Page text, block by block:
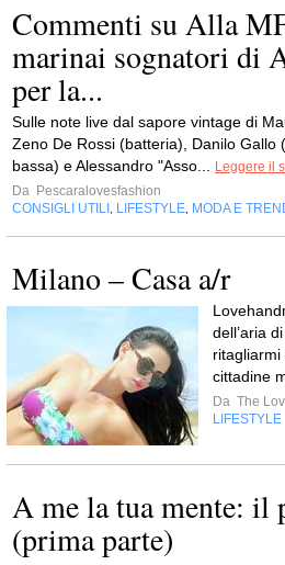
Commenti su Alla
marinai sognatori di
per la...
Sulle note live dal sapore vintage di
Zeno De Rossi (batteria), Danilo Gallo
bassa) e Alessandro "Asso...
Leggere il
Da Pescaralovesfashion
CONSIGLI UTILI
LIFESTYLE MODA E
Milano – Casa a/r
dell’aria
cittadine
Da The
LIFESTYLE
A me la tua mente: il
(prima parte)